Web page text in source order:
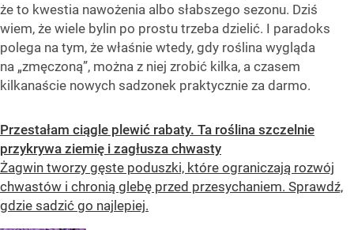
że to kwestia nawożenia albo słabszego sezonu. Dziś
wiem, że wiele bylin po prostu trzeba dzielić. I paradoks
polega na tym, że właśnie wtedy, gdy roślina wygląda
na „zmęczoną”, można z niej zrobić kilka, a czasem
kilkanaście nowych sadzonek praktycznie za darmo.
Przestałam ciągle plewić rabaty. Ta roślina szczelnie
przykrywa ziemię i zagłusza chwasty
Żagwin tworzy gęste poduszki, które ograniczają rozwój
chwastów i chronią glebę przed przesychaniem. Sprawdź,
gdzie sadzić go najlepiej.